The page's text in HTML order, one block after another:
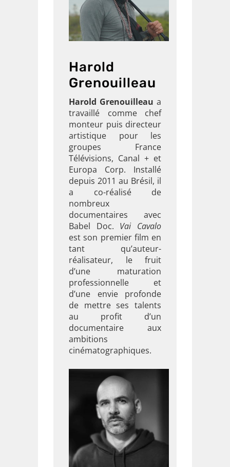
Harold
Grenouilleau
Harold Grenouilleau a
travaillé comme chef
monteur puis directeur
artistique pour les
groupes France
Télévisions, Canal + et
Europa Corp. Installé
depuis 2011 au Brésil, il
a co-réalisé de
nombreux
documentaires avec
Babel Doc. Vai Cavalo
est son premier film en
tant qu’auteur-
réalisateur, le fruit
d’une maturation
professionnelle et
d’une envie profonde
de mettre ses talents
au profit d’un
documentaire aux
ambitions
cinématographiques.